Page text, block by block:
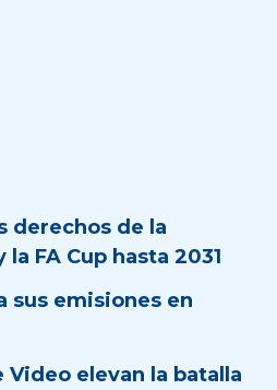
derechos de la
FA Cup hasta 2031
sus emisiones en
Video elevan la batalla